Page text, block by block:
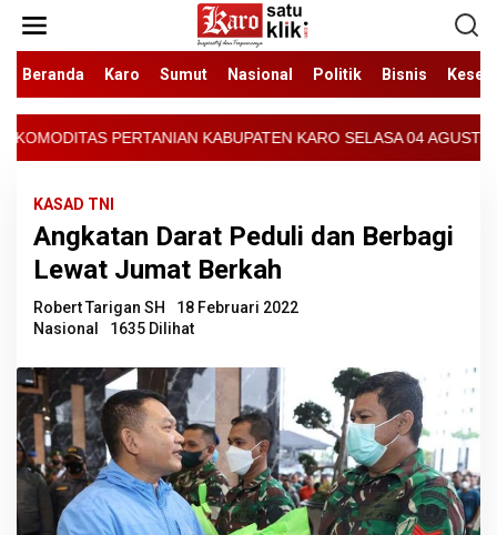
konten
Beranda
Karo Sumut Nasional Politik Bisnis
KABUPATEN KARO SELASA 04 AGUSTUS 2026 - ARCIS
KASAD TNI
Angkatan Darat Peduli dan Berbagi
Lewat Jumat Berkah
Robert Tarigan SH
18 Februari 2022
Nasional
1635 Dilihat